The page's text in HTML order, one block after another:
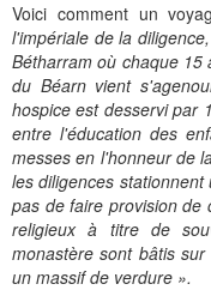
Voici comment un
l'impériale de la
Bétharram où chaque 15
du Béarn vient
hospice est desservi par
entre l'éducation des
messes en l'honneur de
les diligences
pas de faire provision de
religieux à titre de
monastère sont bâtis
un massif de verdure ».